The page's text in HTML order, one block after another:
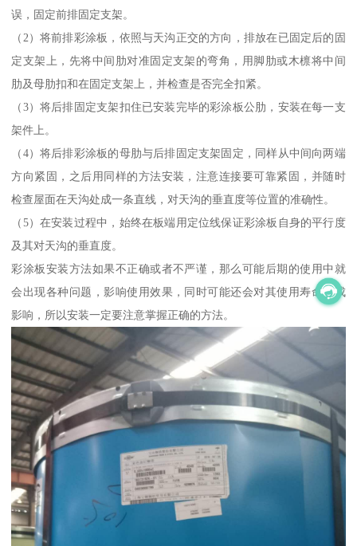
误，固定前排固定支架。
（2）将前排彩涂板，依照与天沟正交的方向，排放在已固定后的固
定支架上，先将中间肋对准固定支架的弯角，用脚肋或木檩将中间
肋及母肋扣和在固定支架上，并检查是否完全扣紧。
（3）将后排固定支架扣住已安装完毕的彩涂板公肋，安装在每一支
架件上。
（4）将后排彩涂板的母肋与后排固定支架固定，同样从中间向两端
方向紧固，之后用同样的方法安装，注意连接要可靠紧固，并随时
检查屋面在天沟处成一条直线，对天沟的垂直度等位置的准确性。
（5）在安装过程中，始终在板端用定位线保证彩涂板自身的平行度
及其对天沟的垂直度。
彩涂板安装方法如果不正确或者不严谨，那么可能后期的使用中就
会出现各种问题，影响使用效果，同时可能还会对其使用寿命造成
影响，所以安装一定要注意掌握正确的方法。